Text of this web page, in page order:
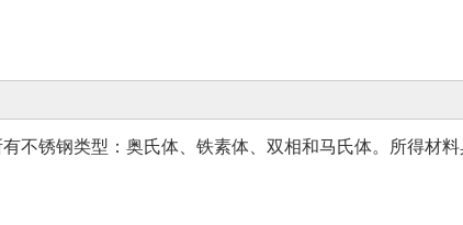
不锈钢类型：奥氏体、铁素体、双相和马氏体。所得材